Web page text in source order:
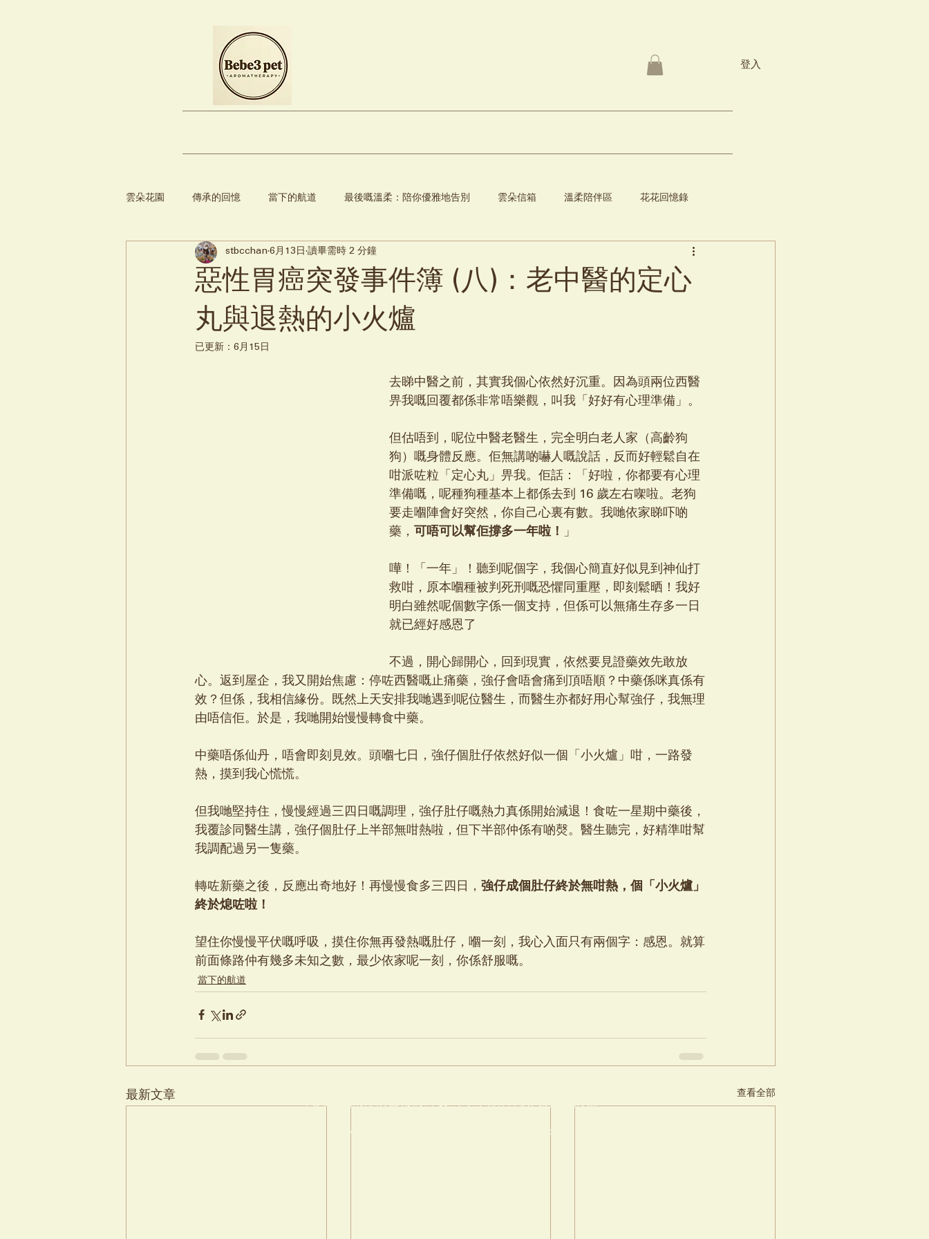
登入
雲朵花園 傳承的回憶 當下的航道 最後嘅溫柔：陪你優雅地告別 雲朵信箱 溫柔陪伴區 花花回憶錄
【強仔挑食事件簿】
惡性胃癌突發事件簿 (八)：老中醫的定心
丸與退熱的小火爐
stbcchan 6月13日 讀畢需時 2 分鐘
已更新： 6月15日
去睇中醫之前，其實我個心依然好沉重。因為頭兩位西醫
畀我嘅回覆都係非常唔樂觀，叫我「好好有心理準備」。
但估唔到，呢位中醫老醫生，完全明白老人家（高齡狗
狗）嘅身體反應。佢無講啲嚇人嘅說話，反而好輕鬆自在
咁派咗粒「定心丸」畀我。佢話：「好啦，你都要有心理
準備嘅，呢種狗種基本上都係去到 16 歲左右㗎啦。老狗
要走嗰陣會好突然，你自己心裏有數。我哋依家睇吓啲
藥，
可唔可以幫佢撐多一年啦！ 」
嘩！「一年」！聽到呢個字，我個心簡直好似見到神仙打
救咁，原本嗰種被判死刑嘅恐懼同重壓，即刻鬆晒！我好
明白雖然呢個數字係一個支持，但係可以無痛生存多一日
就已經好感恩了
不過，開心歸開心，回到現實，依然要見證藥效先敢放
心。返到屋企，我又開始焦慮：停咗西醫嘅止痛藥，強仔會唔會痛到頂唔順？中藥係咪真係有
效？但係，我相信緣份。既然上天安排我哋遇到呢位醫生，而醫生亦都好用心幫強仔，我無理
由唔信佢。於是，我哋開始慢慢轉食中藥。
中藥唔係仙丹，唔會即刻見效。頭嗰七日，強仔個肚仔依然好似一個「小火爐」咁，一路發
熱，摸到我心慌慌。
但我哋堅持住，慢慢經過三四日嘅調理，強仔肚仔嘅熱力真係開始減退！食咗一星期中藥後，
我覆診同醫生講，強仔個肚仔上半部無咁熱啦，但下半部仲係有啲㷫。醫生聽完，好精準咁幫
我調配過另一隻藥。
轉咗新藥之後，反應出奇地好！再慢慢食多三四日， 強仔成個肚仔終於無咁熱，個「小火爐」
終於熄咗啦！
望住你慢慢平伏嘅呼吸，摸住你無再發熱嘅肚仔，嗰一刻，我心入面只有兩個字：感恩。就算
前面條路仲有幾多未知之數，最少依家呢一刻，你係舒服嘅。
當下的航道
最新文章 查看全部
本網站資訊僅供日常護理參考，不能替代專業獸醫診斷
Copyright © Bebe3 pet 2026 All Rights Reserved.